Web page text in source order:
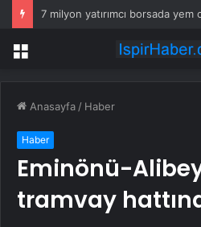
7 milyon yatırımcı borsada yem
Menü
Anasayfa / Haber
Haber
Eminönü-
tramvay